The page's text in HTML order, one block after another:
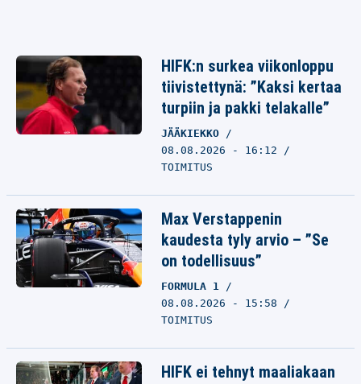
HIFK:n surkea viikonloppu
tiivistettynä: ”Kaksi kertaa
turpiin ja pakki telakalle”
JÄÄKIEKKO
08.08.2026 - 16:12
TOIMITUS
Max Verstappenin
kaudesta tyly arvio – ”Se
on todellisuus”
FORMULA 1
08.08.2026 - 15:58
TOIMITUS
HIFK ei tehnyt maaliakaan